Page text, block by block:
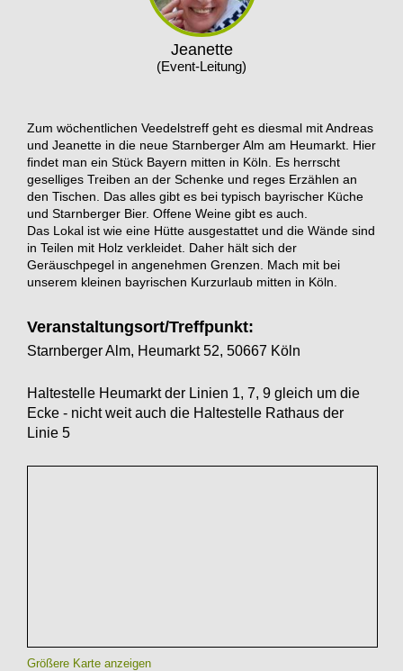
Jeanette
(Event-Leitung)
Zum wöchentlichen Veedelstreff geht es diesmal mit Andreas
und Jeanette in die neue Starnberger Alm am Heumarkt. Hier
findet man ein Stück Bayern mitten in Köln. Es herrscht
geselliges Treiben an der Schenke und reges Erzählen an
den Tischen. Das alles gibt es bei typisch bayrischer Küche
und Starnberger Bier. Offene Weine gibt es auch.
Das Lokal ist wie eine Hütte ausgestattet und die Wände sind
in Teilen mit Holz verkleidet. Daher hält sich der
Geräuschpegel in angenehmen Grenzen. Mach mit bei
unserem kleinen bayrischen Kurzurlaub mitten in Köln.
Veranstaltungsort/Treffpunkt:
Starnberger Alm, Heumarkt 52, 50667 Köln
Haltestelle Heumarkt der Linien 1, 7, 9 gleich um die
Ecke - nicht weit auch die Haltestelle Rathaus der
Linie 5
Größere Karte anzeigen